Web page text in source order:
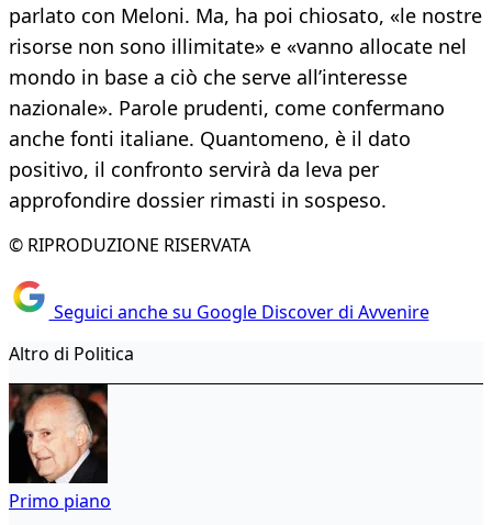
parlato con Meloni. Ma, ha poi chiosato, «le nostre
risorse non sono illimitate» e «vanno allocate nel
mondo in base a ciò che serve all’interesse
nazionale». Parole prudenti, come confermano
anche fonti italiane. Quantomeno, è il dato
positivo, il confronto servirà da leva per
approfondire dossier rimasti in sospeso.
© RIPRODUZIONE RISERVATA
Seguici anche su Google Discover di Avvenire
Altro di Politica
Primo piano